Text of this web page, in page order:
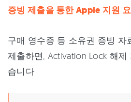
증빙 제출을 통한 Apple 지원
구매 영수증 등 소유권 증빙 자
제출하면, Activation Lock 해제
습니다